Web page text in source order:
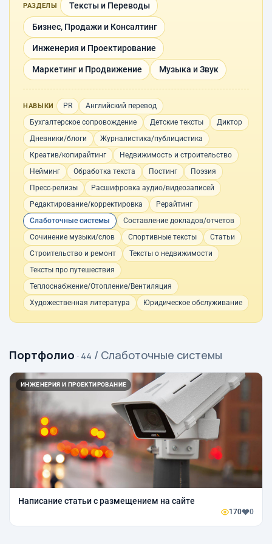
РАЗДЕЛЫ Тексты и Переводы
Бизнес, Продажи и Консалтинг
Инженерия и Проектирование
Маркетинг и Продвижение Музыка и Звук
НАВЫКИ PR
Английский перевод
Бухгалтерское сопровождение
Детские тексты
Диктор
Дневники/блоги
Журналистика/публицистика
Креатив/копирайтинг
Недвижимость и строительство
Нейминг
Обработка текста Постинг
Поэзия
Пресс-релизы
Расшифровка аудио/видеозаписей
Редактирование/корректировка
Рерайтинг
Слаботочные системы
Составление докладов/отчетов
Сочинение музыки/слов
Спортивные тексты
Статьи
Строительство и ремонт
Тексты о недвижимости
Тексты про путешествия
Теплоснабжение/Отопление/Вентиляция
Художественная литература
Юридическое обслуживание
Портфолио · 44 / Слаботочные системы
ИНЖЕНЕРИЯ И ПРОЕКТИРОВАНИЕ
Написание статьи с размещением на сайте
170 0